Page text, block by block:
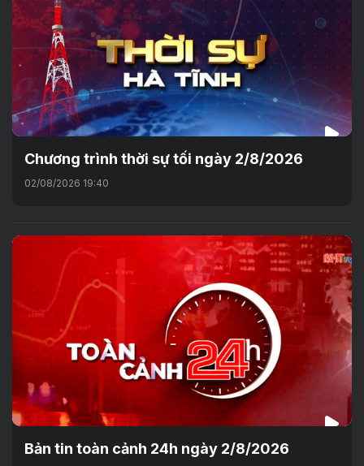
Chương trình thời sự tối ngày 2/8/2026
02/08/2026 19:40
Bản tin toàn cảnh 24h ngày 2/8/2026